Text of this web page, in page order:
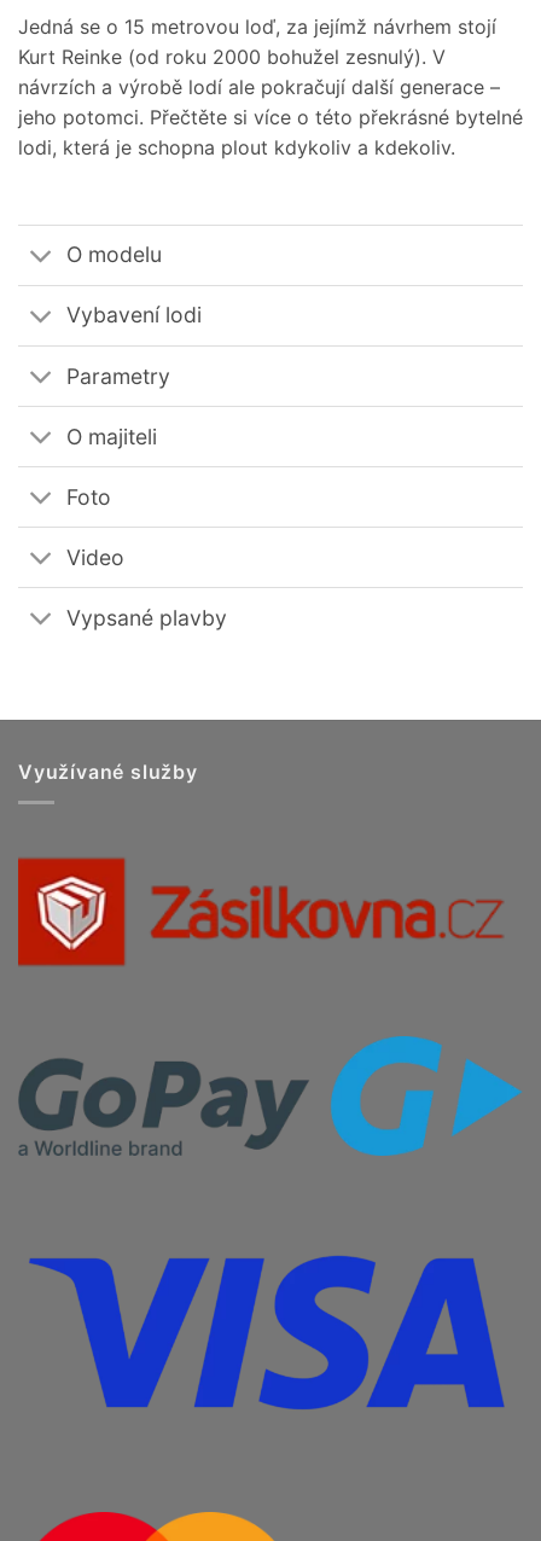
Jedná se o 15 metrovou loď, za jejímž návrhem stojí
Kurt Reinke (od roku 2000 bohužel zesnulý). V
návrzích a výrobě lodí ale pokračují další generace –
jeho potomci. Přečtěte si více o této překrásné bytelné
lodi, která je schopna plout kdykoliv a kdekoliv.
O modelu
Vybavení lodi
Parametry
O majiteli
Foto
Video
Vypsané plavby
Využívané služby